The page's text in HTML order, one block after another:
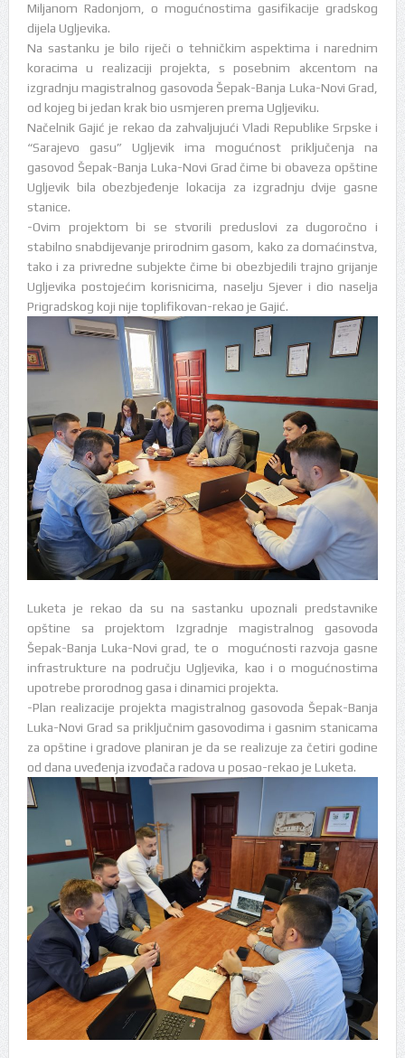
Miljanom Radonjom, o mogućnostima gasifikacije gradskog
dijela Ugljevika.
Na sastanku je bilo riječi o tehničkim aspektima i narednim
koracima u realizaciji projekta, s posebnim akcentom na
izgradnju magistralnog gasovoda Šepak-Banja Luka-Novi Grad,
od kojeg bi jedan krak bio usmjeren prema Ugljeviku.
Načelnik Gajić je rekao da zahvaljujući Vladi Republike Srpske i
“Sarajevo gasu” Ugljevik ima mogućnost priključenja na
gasovod Šepak-Banja Luka-Novi Grad čime bi obaveza opštine
Ugljevik bila obezbjeđenje lokacija za izgradnju dvije gasne
stanice.
-Ovim projektom bi se stvorili preduslovi za dugoročno i
stabilno snabdijevanje prirodnim gasom, kako za domaćinstva,
tako i za privredne subjekte čime bi obezbjedili trajno grijanje
Ugljevika postojećim korisnicima, naselju Sjever i dio naselja
Prigradskog koji nije toplifikovan-rekao je Gajić.
Luketa je rekao da su na sastanku upoznali predstavnike
opštine sa projektom Izgradnje magistralnog gasovoda
Šepak-Banja Luka-Novi grad, te o mogućnosti razvoja gasne
infrastrukture na području Ugljevika, kao i o mogućnostima
upotrebe prorodnog gasa i dinamici projekta.
-Plan realizacije projekta magistralnog gasovoda Šepak-Banja
Luka-Novi Grad sa priključnim gasovodima i gasnim stanicama
za opštine i gradove planiran je da se realizuje za četiri godine
od dana uveđenja izvođača radova u posao-rekao je Luketa.